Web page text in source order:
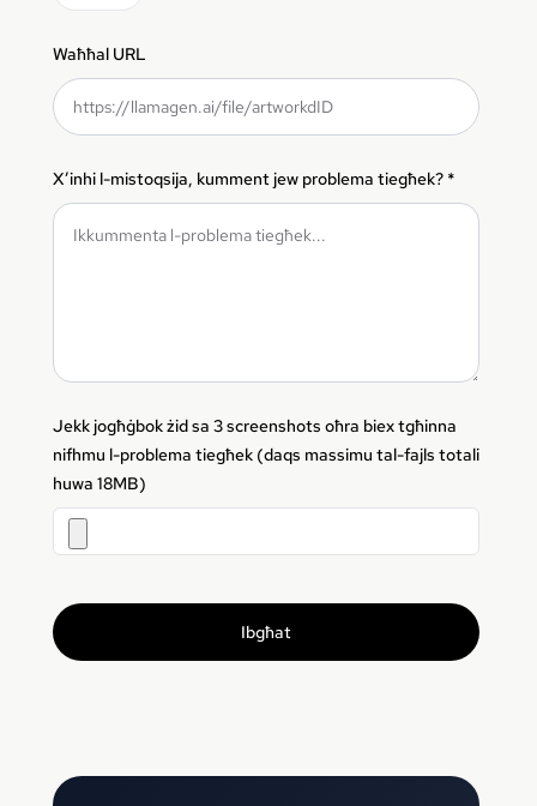
Waħħal URL
X’inhi l-mistoqsija, kumment jew problema tiegħek? *
Jekk jogħġbok żid sa 3 screenshots oħra biex tgħinna
nifhmu l-problema tiegħek (daqs massimu tal-fajls totali
huwa 18MB)
Ibgħat